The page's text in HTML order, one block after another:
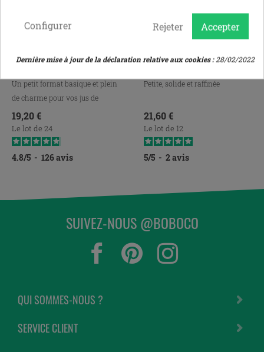
To38
Un petit format basique et plein
de charme pour vos jus de
fruits.
Prix
19,20 €
Le lot de 24
4.8/5 - 126avis
Petite, solide et raffinée
Prix
21,60 €
Le lot de 12
5/5 - 2avis
QUI SOMMES-NOUS ?
SERVICE CLIENT
SUIVEZ-NOUS @BOBOCO
Accepter
Rejeter
Configurer
Dernière mise à jour de la déclaration relative aux cookies :28/02/2022